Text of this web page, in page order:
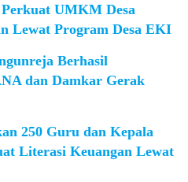
UMKM Desa
Lewat Program Desa EKI
Berhasil
dan Damkar Gerak
250 Guru dan Kepala
Literasi Keuangan Lewat